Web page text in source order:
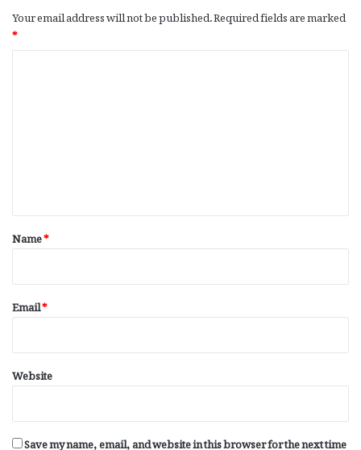
Your email address will not be published.Required fields are marked
*
*
Name*
Email*
Website
Save my name, email, and website in this browser for the next time